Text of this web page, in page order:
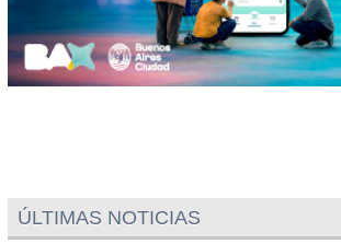
ÚLTIMAS NOTICIAS